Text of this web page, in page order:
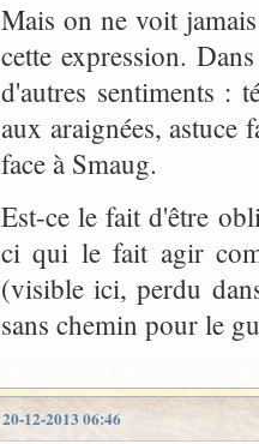
Mais on ne voit
cette expression.
d'autres sentiments :
aux araignées, astuce
face à Smaug.
Est-ce le fait d'être
ci qui le fait agir
(visible ici, perdu
sans chemin pour le
20-12-2013 06:46